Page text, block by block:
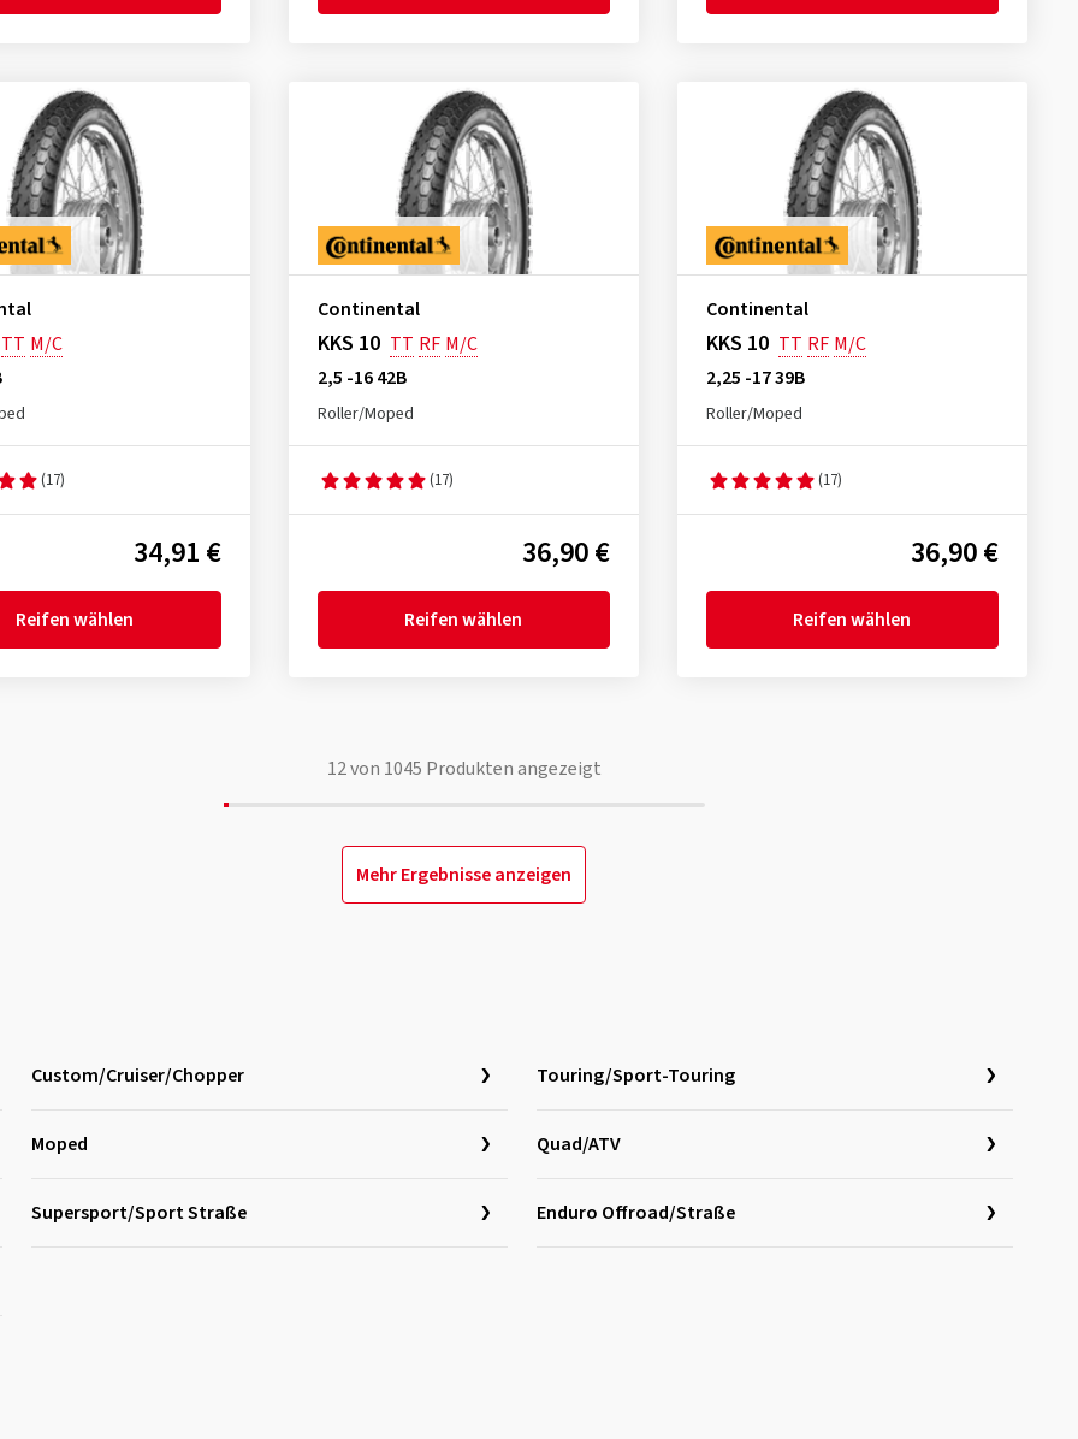
TT M/C
(17)
34,91 €
Reifen wählen
Continental
KKS 10 TT RF M/C
2,5 -16 42B
Roller/Moped
(17)
36,90 €
Reifen wählen
Continental
KKS 10 TT RF M/C
2,25 -17 39B
Roller/Moped
(17)
36,90 €
Reifen wählen
12von 1045 Produkten angezeigt
Mehr Ergebnisse anzeigen
Custom/Cruiser/Chopper Touring/Sport-Touring
Moped Quad/ATV
Supersport/Sport Straße Enduro Offroad/Straße